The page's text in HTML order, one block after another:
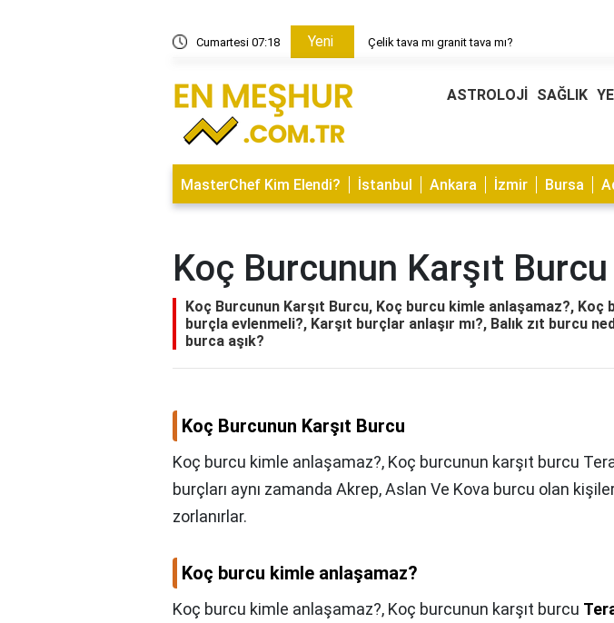
Cumartesi 07:18 Yeni Çelik tava mı granit tava mı?
ASTROLOJİ SAĞLIK
MasterChef Kim Elendi? İstanbul Ankara İzmir Bursa
Koç Burcunun Karşıt Burcu
Koç Burcunun Karşıt Burcu, Koç burcu kimle anlaşamaz?, Koç
burçla evlenmeli?, Karşıt burçlar anlaşır mı?, Balık zıt burcu
burca aşık?
Koç Burcunun Karşıt Burcu
Koç burcu kimle anlaşamaz?, Koç burcunun karşıt burcu
burçları aynı zamanda Akrep, Aslan Ve Kova burcu olan
zorlanırlar.
Koç burcu kimle anlaşamaz?
Koç burcu kimle anlaşamaz?, Koç burcunun karşıt burcu